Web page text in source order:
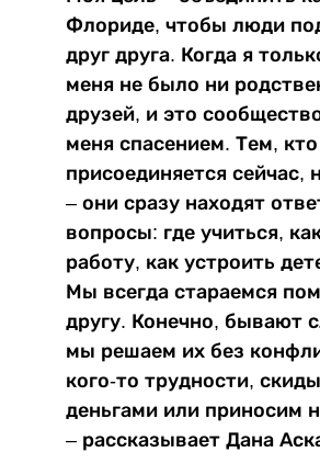
Флориде, чтобы люди
друг друга. Когда я
меня не было ни
друзей, и это
меня спасением. Тем, кто
присоединяется сейчас,
– они сразу находят
вопросы: где учиться,
работу, как устроить
Мы всегда стараемся
другу. Конечно, бывают
мы решаем их без
кого-то трудности,
деньгами или приносим
– рассказывает Дана